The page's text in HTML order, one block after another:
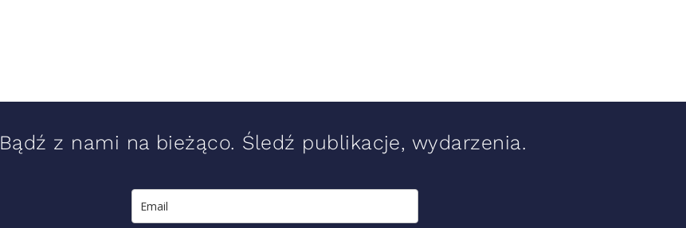
Bądź z nami na bieżąco. Śledź publikacje, wydarzenia.